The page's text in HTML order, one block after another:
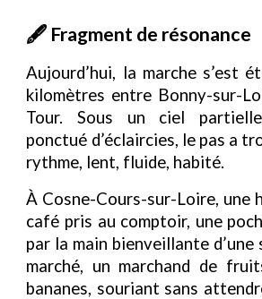
🖋️ Fragment de résonance
Aujourd’hui, la marche s’est
kilomètres entre Bonny-sur-
Tour. Sous un ciel
ponctué d’éclaircies, le pas a
rythme, lent, fluide, habité.
À Cosne-Cours-sur-Loire, une
café pris au comptoir, une
par la main bienveillante d’une
marché, un marchand de
bananes, souriant sans